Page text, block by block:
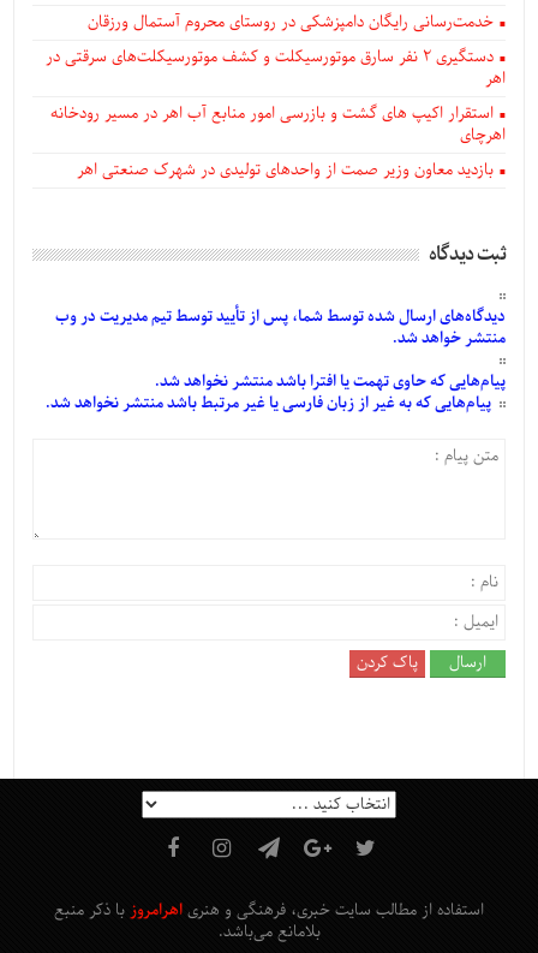
خدمت‌رسانی رایگان دامپزشکی در روستای محروم آستمال ورزقان
دستگيری ۲ نفر سارق موتورسیکلت و کشف موتورسیکلت‌های سرقتی در
اهر
استقرار اکیپ های گشت و بازرسی امور منابع آب اهر در مسیر رودخانه
اهرچای
بازدید معاون وزیر صمت از واحدهای تولیدی در شهرک صنعتی اهر
ثبت دیدگاه
دیدگاه‌هایارسالشدهتوسط شما، پس ازتأییدتوسط تیم مدیریت در وب
منتشر خواهد شد.
پیام‌هاییکه حاوی تهمت یا افترا باشد منتشر نخواهد شد.
پیام‌هاییکه به غیر از زبان فارسی یا غیر مرتبط باشد منتشر نخواهد شد.
استفاده از مطالب سایت خبری، فرهنگی و هنری اهرامروز با ذکر منبع
بلامانع می‌باشد.